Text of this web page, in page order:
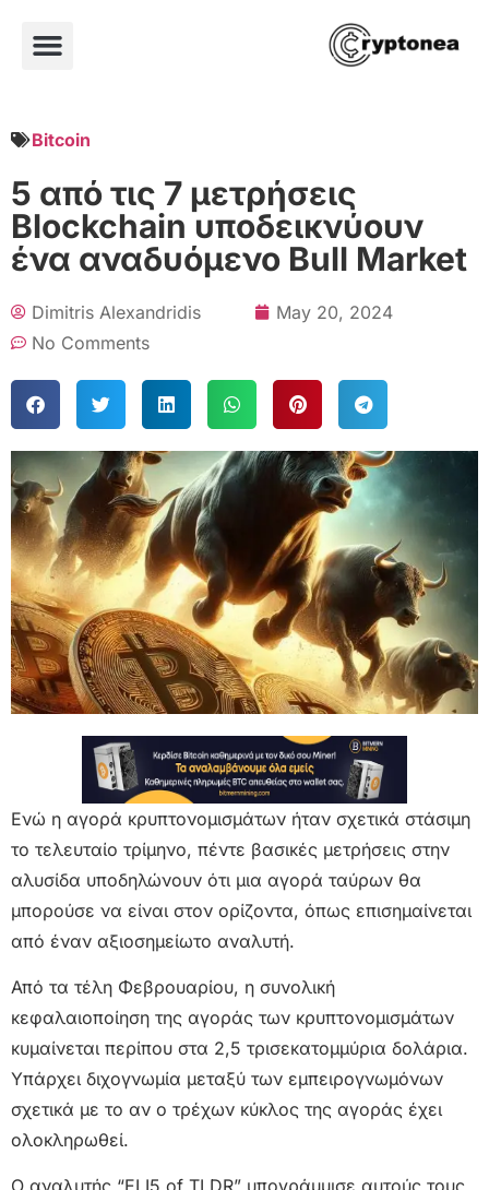
Bitcoin
5 από τις 7 μετρήσεις
Blockchain υποδεικνύουν
ένα αναδυόμενο Bull Market
Dimitris Alexandridis
May 20, 2024
No Comments
Ενώ η αγορά κρυπτονομισμάτων ήταν σχετικά στάσιμη
το τελευταίο τρίμηνο, πέντε βασικές μετρήσεις στην
αλυσίδα υποδηλώνουν ότι μια αγορά ταύρων θα
μπορούσε να είναι στον ορίζοντα, όπως επισημαίνεται
από έναν αξιοσημείωτο αναλυτή.
Από τα τέλη Φεβρουαρίου, η συνολική
κεφαλαιοποίηση της αγοράς των κρυπτονομισμάτων
κυμαίνεται περίπου στα 2,5 τρισεκατομμύρια δολάρια.
Υπάρχει διχογνωμία μεταξύ των εμπειρογνωμόνων
σχετικά με το αν ο τρέχων κύκλος της αγοράς έχει
ολοκληρωθεί.